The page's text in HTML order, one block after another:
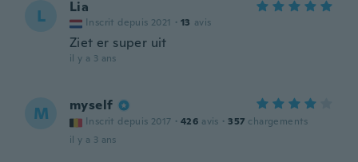
L Lia
Inscrit depuis 2021 · 13 avis
Ziet er super uit
il y a 3 ans
M myself
Inscrit depuis 2017 · 426 avis · 357 chargements
il y a 3 ans